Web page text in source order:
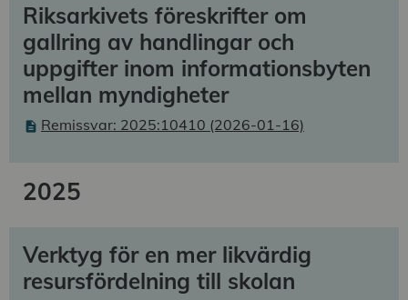
Riksarkivets föreskrifter om
gallring av handlingar och
uppgifter inom informationsbyten
mellan myndigheter
Remissvar: 2025:10410 (2026-01-16)
2025
Verktyg för en mer likvärdig
resursfördelning till skolan